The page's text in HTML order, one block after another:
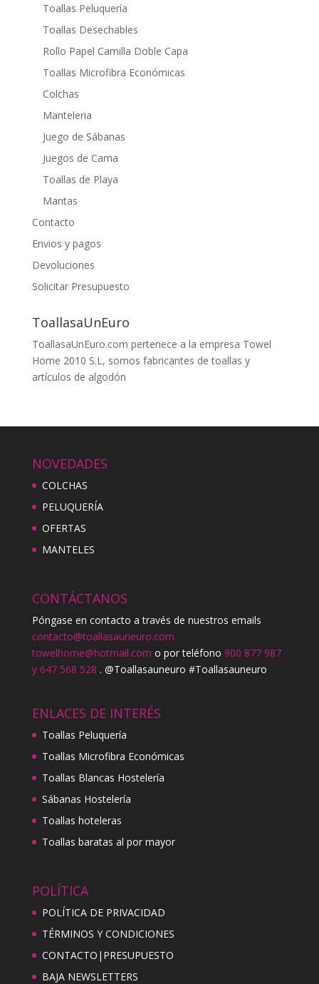
Toallas Peluquería
Toallas Desechables
Rollo Papel Camilla Doble Capa
Toallas Microfibra Económicas
Colchas
Manteleria
Juego de Sábanas
Juegos de Cama
Toallas de Playa
Mantas
Contacto
Envios y pagos
Devoluciones
Solicitar Presupuesto
ToallasaUnEuro
ToallasaUnEuro.com pertenece a la empresa Towel
Home 2010 S.L, somos fabricantes de toallas y
artículos de algodón
NOVEDADES
COLCHAS
PELUQUERÍA
OFERTAS
MANTELES
CONTÁCTANOS
Póngase en contacto a través de nuestros emails
contacto@toallasauneuro.com
towelhome@hotmail.com o por teléfono 900 877 987
y 647 568 528 . @Toallasauneuro #Toallasauneuro
ENLACES DE INTERÉS
Toallas Peluquería
Toallas Microfibra Económicas
Toallas Blancas Hostelería
Sábanas Hostelería
Toallas hoteleras
Toallas baratas al por mayor
POLÍTICA
POLÍTICA DE PRIVACIDAD
TÉRMINOS Y CONDICIONES
CONTACTO|PRESUPUESTO
BAJA NEWSLETTERS